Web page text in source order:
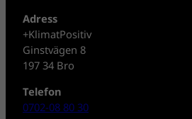
Adress
+KlimatPositiv
Ginstvägen 8
197 34 Bro
Telefon
0702-08 80 30